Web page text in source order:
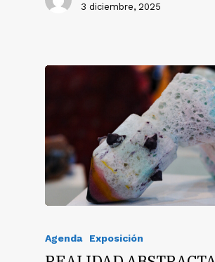
3 diciembre, 2025
Agenda Exposición